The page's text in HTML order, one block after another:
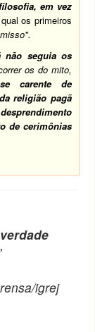
em vez
os primeiros
.
não seguia os
os do mito,
carente de
religião pagã
de cerimônias
igrej